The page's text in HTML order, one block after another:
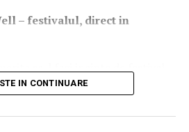
pentru binele acelor
in astfel de situatii. Si nu
persoane ce nu stiu sa
poate sunt mult prea ocupate
– festivalul, direct in
Summer Well, disponibila in
IN CONTINUARE